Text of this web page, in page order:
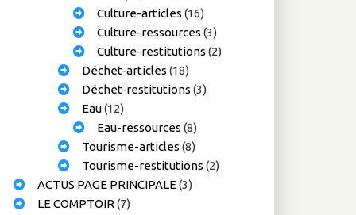
Culture-articles (16)
Culture-ressources (3)
Culture-restitutions (2)
Déchet-articles (18)
Déchet-restitutions (3)
Eau(12)
Eau-ressources (8)
Tourisme-articles (8)
Tourisme-restitutions (2)
ACTUS PAGE PRINCIPALE(3)
LE COMPTOIR (7)